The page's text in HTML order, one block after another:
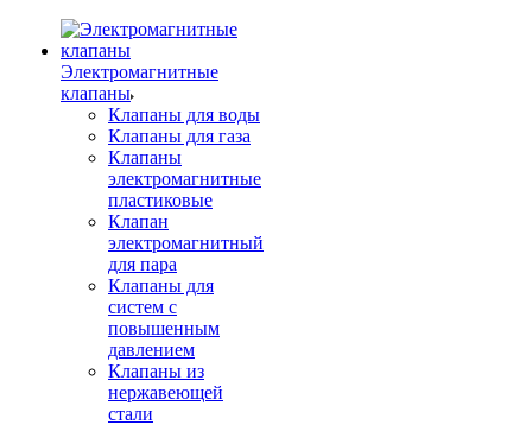
Электромагнитные
клапаны
Клапаны для воды
Клапаны для газа
Клапаны
электромагнитные
пластиковые
Клапан
электромагнитный
для пара
Клапаны для
систем с
повышенным
давлением
Клапаны из
нержавеющей
стали